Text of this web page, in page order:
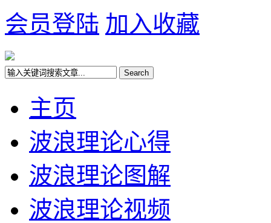
会员登陆 加入收藏
主页
波浪理论心得
波浪理论图解
波浪理论视频